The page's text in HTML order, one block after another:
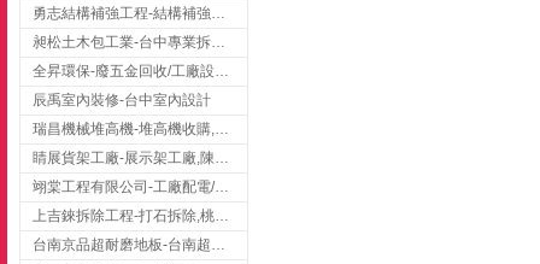
勇志結構補強工程-結構補強工程 ,桃園結構補強工程,龍潭結構補強工程
昶松土木包工業-台中專業拆除工程/挖土機出租
全昇環保-廢五金回收/工廠設備收購/機械設備回收/高價收購廠房設備
辰禹室內裝修-台中室內設計
瑞昌機械堆高機-堆高機收購,新北市堆高機,桃園堆高機
睛展貨架工廠-展示架工廠,陳列架,台中展示架工廠
翊棠工程有限公司-工廠配電/高雄消防機電公司
上吉錸拆除工程-打石拆除,桃園打石拆除,桃園拆除工程
台南京品超耐磨地板-台南超耐磨地板